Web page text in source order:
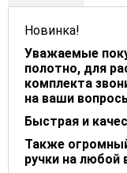
Новинка!
Уважаемые
полотно, для
комплекта
на ваши
Быстрая и
Также
ручки на любой